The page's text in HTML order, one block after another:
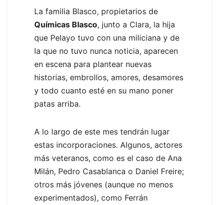
La familia Blasco, propietarios de
Químicas Blasco, junto a Clara, la hija
que Pelayo tuvo con una miliciana y de
la que no tuvo nunca noticia, aparecen
en escena para plantear nuevas
historias, embrollos, amores, desamores
y todo cuanto esté en su mano poner
patas arriba.
A lo largo de este mes tendrán lugar
estas incorporaciones. Algunos, actores
más veteranos, como es el caso de Ana
Milán, Pedro Casablanca o Daniel Freire;
otros más jóvenes (aunque no menos
experimentados), como Ferrán